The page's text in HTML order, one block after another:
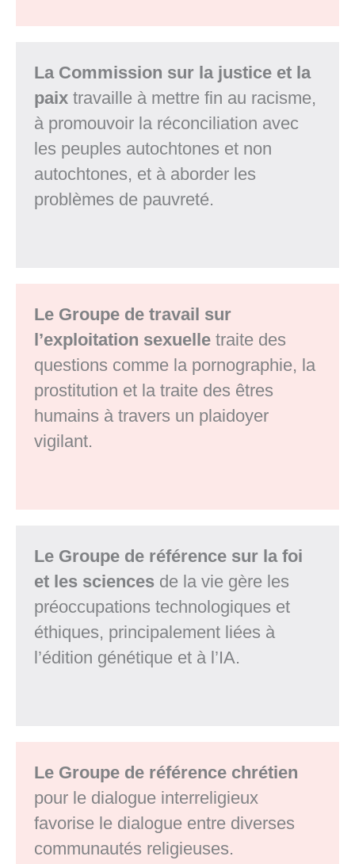
La Commission sur la justice et la
paix travaille à mettre fin au racisme,
à promouvoir la réconciliation avec
les peuples autochtones et non
autochtones, et à aborder les
problèmes de pauvreté.
Le Groupe de travail sur
l’exploitation sexuelle traite des
questions comme la pornographie, la
prostitution et la traite des êtres
humains à travers un plaidoyer
vigilant.
Le Groupe de référence sur la foi
et les sciences de la vie gère les
préoccupations technologiques et
éthiques, principalement liées à
l’édition génétique et à l’IA.
Le Groupe de référence chrétien
pour le dialogue interreligieux
favorise le dialogue entre diverses
communautés religieuses.